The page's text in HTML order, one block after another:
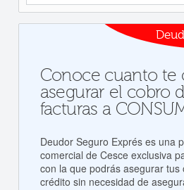
Conoce cuanto te
asegurar el cobro
facturas a
Deudor Seguro Exprés es una
comercial de Cesce exclusiva
con la que podrás asegurar tus
crédito sin necesidad de